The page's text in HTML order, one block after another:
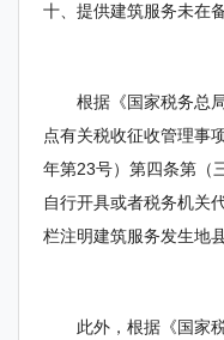
十、提供建筑服务未在
根据《国家税务总局
点有关税收征收管理事
年第23号）第四条第（
自行开具或者税务机关
栏注明建筑服务发生地
此外，根据《国家税